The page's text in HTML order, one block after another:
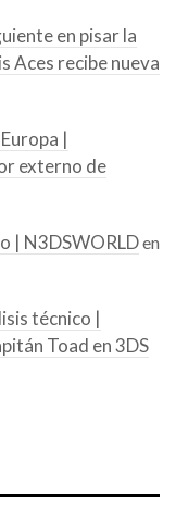
en pisar la
Aces recibe nueva
|
externo de
| N3DSWORLDen
técnico |
Toad en 3DS